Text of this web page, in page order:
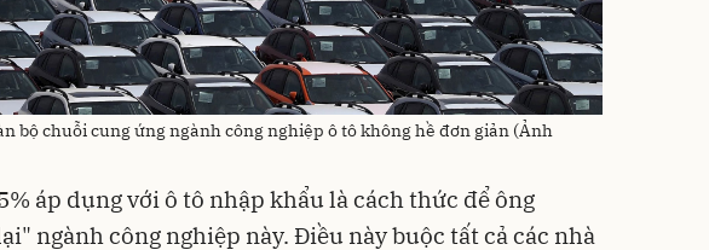
bộ chuỗi cung ứng ngành công nghiệp ô tô không hề đơn giản (Ảnh
áp dụng với ô tô nhập khẩu là cách thức để ông
ngành công nghiệp này. Điều này buộc tất cả các nhà